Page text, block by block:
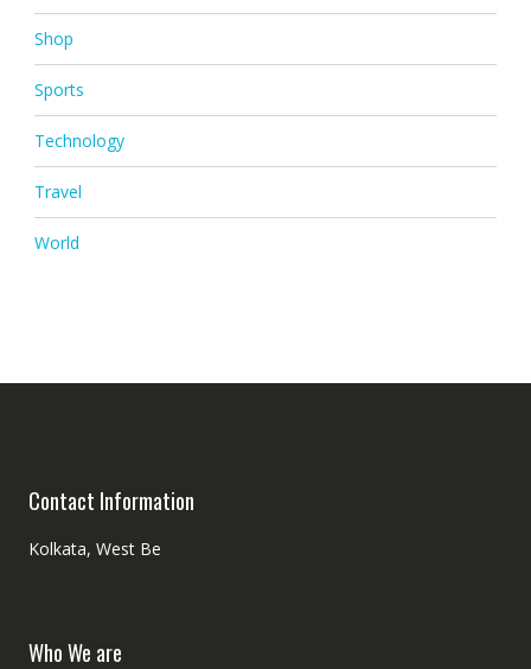
Shop
Sports
Technology
Travel
World
Contact Information
Kolkata, West Be
Who We are